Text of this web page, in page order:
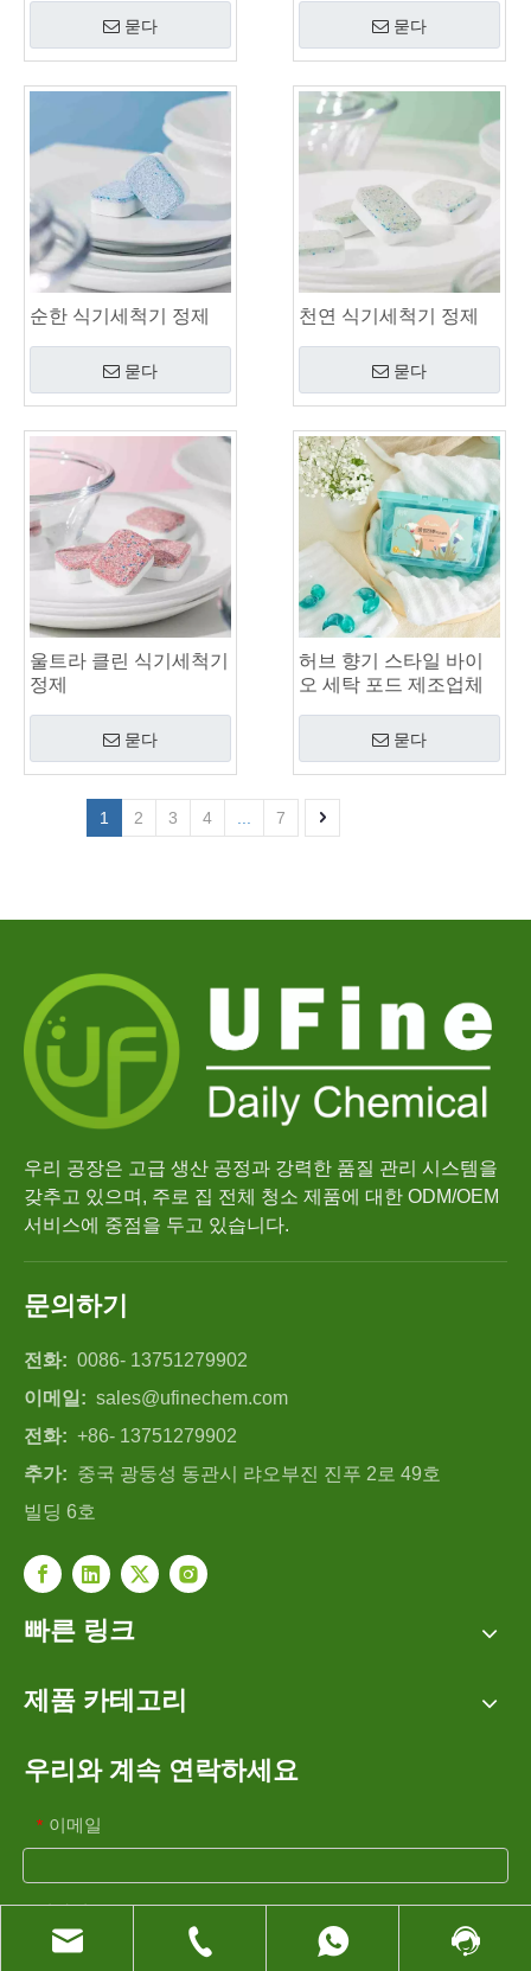
묻다 묻다
순한 식기세척기 정제
묻다
천연 식기세척기 정제
묻다
울트라 클린 식기세척기
정제
묻다
허브 향기 스타일 바이
오 세탁 포드 제조업체
묻다
1 2 3 4 7
우리 공장은 고급 생산 공정과 강력한 품질 관리 시스템을
갖추고 있으며, 주로 집 전체 청소 제품에 대한 ODM/OEM
서비스에 중점을 두고 있습니다.
문의하기
전화: 0086- 13751279902
이메일: sales@ufinechem.com
전화: +86- 13751279902
추가: 중국 광둥성 동관시 랴오부진 진푸 2로 49호
빌딩 6호
빠른 링크
제품 카테고리
우리와 계속 연락하세요
* 이메일
회사명